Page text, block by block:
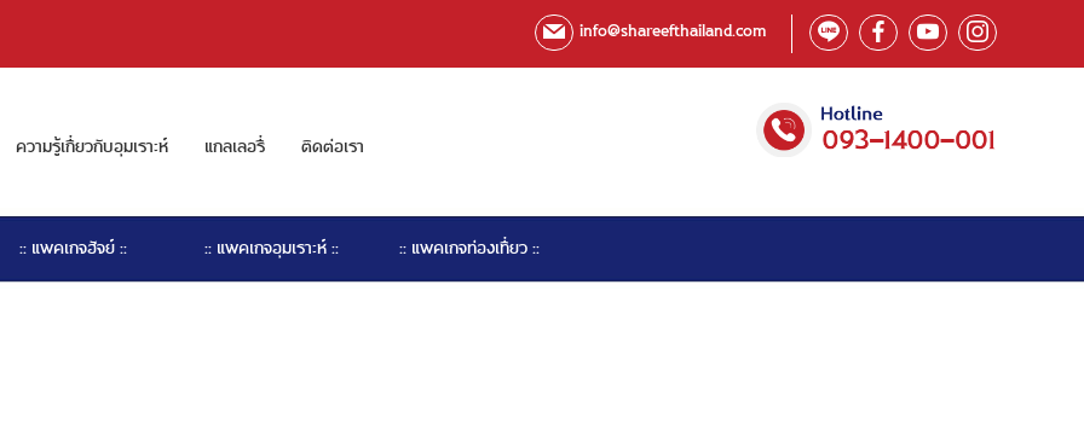
info@shareefthailand.com
ความรู้เกี่ยวกับอุมเราะห์ แกลเลอรี่ ติดต่อเรา
:: แพคเกจฮัจย์ :: :: แพคเกจอุมเราะห์ :: :: แพคเกจท่องเที่ยว ::